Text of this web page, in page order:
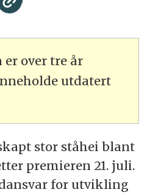
over tre år
utdatert
stor ståhei blant
premieren 21. juli.
for utvikling